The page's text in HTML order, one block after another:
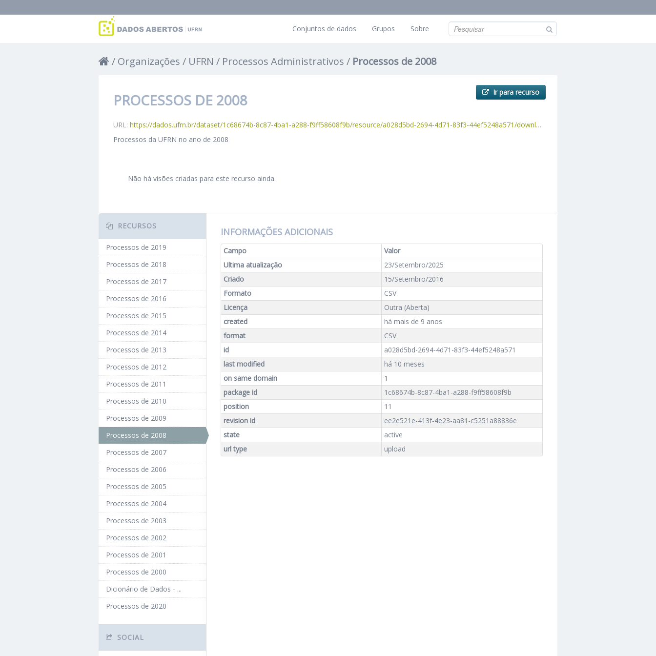
Conjuntos de dados Grupos Sobre
Organizações UFRN Processos Administrativos Processos de 2008
Ir para recurso
PROCESSOS DE 2008
URL: https://dados.ufrn.br/dataset/1c68674b-8c87-4ba1-a288-f9ff58608f9b/resource/a028d5bd-2694-4d71-83f3-44ef5248a571/download/processos2008.csv
Processos da UFRN no ano de 2008
Não há visões criadas para este recurso ainda.
INFORMAÇÕES ADICIONAIS
Campo
Valor
Ultima atualização
23/Setembro/2025
Criado
15/Setembro/2016
Formato
CSV
Licença
Outra (Aberta)
created
há mais de 9 anos
format
CSV
id
a028d5bd-2694-4d71-83f3-44ef5248a571
last modified
há 10 meses
on same domain
1
package id
1c68674b-8c87-4ba1-a288-f9ff58608f9b
position
11
revision id
ee2e521e-413f-4e23-aa81-c5251a88836e
state
active
url type
upload
RECURSOS
Processos de 2019
Processos de 2018
Processos de 2017
Processos de 2016
Processos de 2015
Processos de 2014
Processos de 2013
Processos de 2012
Processos de 2011
Processos de 2010
Processos de 2009
Processos de 2008
Processos de 2007
Processos de 2006
Processos de 2005
Processos de 2004
Processos de 2003
Processos de 2002
Processos de 2001
Processos de 2000
Dicionário de Dados - ...
Processos de 2020
SOCIAL